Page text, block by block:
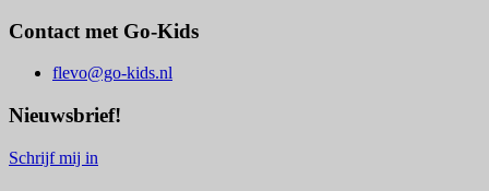
Contact met Go-Kids
flevo@go-kids.nl
Nieuwsbrief!
Schrijf mij in